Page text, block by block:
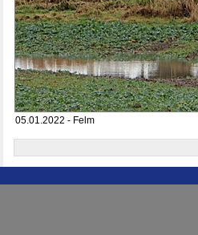
05.01.2022 - Felm